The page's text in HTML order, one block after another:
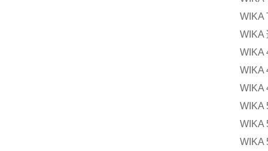
WIKA
WIKA
WIKA
WIKA
WIKA
WIKA
WIKA
WIKA